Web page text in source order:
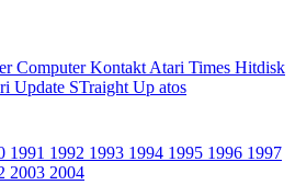
Computer Kontakt Atari Times Hitdisk
Update STraight Up atos
1991 1992 1993 1994 1995 1996 1997
2003 2004